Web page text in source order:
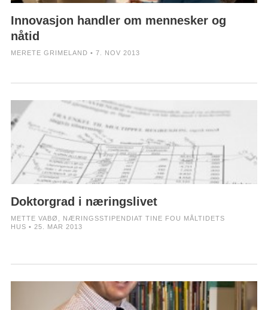
Innovasjon handler om mennesker og
nåtid
MERETE GRIMELAND • 7. NOV 2013
Doktorgrad i næringslivet
METTE VABØ, NÆRINGSSTIPENDIAT TINE FOU MÅLTIDETS
HUS • 25. MAR 2013